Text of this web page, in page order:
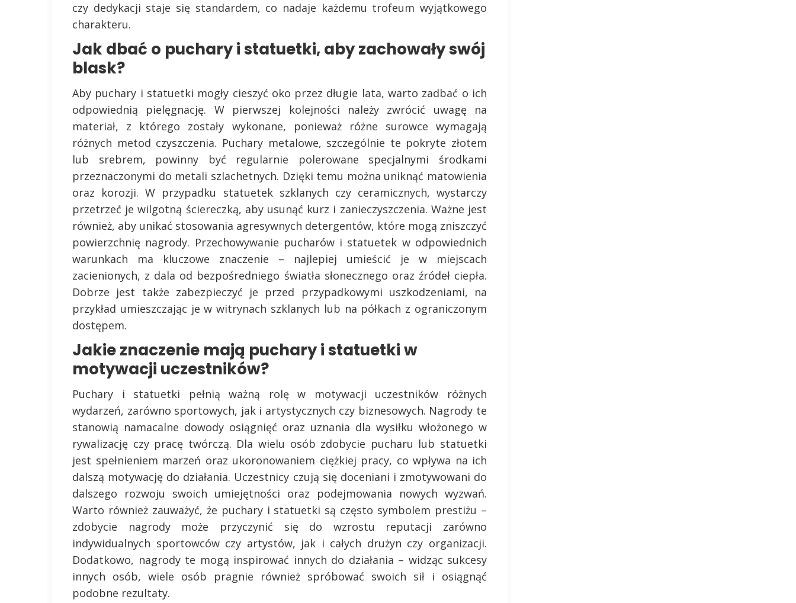
czy dedykacji staje się standardem, co nadaje każdemu trofeum wyjątkowego
charakteru.
Jak dbać o puchary i statuetki, aby zachowały swój
blask?
Aby puchary i statuetki mogły cieszyć oko przez długie lata, warto zadbać o ich
odpowiednią pielęgnację. W pierwszej kolejności należy zwrócić uwagę na
materiał, z którego zostały wykonane, ponieważ różne surowce wymagają
różnych metod czyszczenia. Puchary metalowe, szczególnie te pokryte złotem
lub srebrem, powinny być regularnie polerowane specjalnymi środkami
przeznaczonymi do metali szlachetnych. Dzięki temu można uniknąć matowienia
oraz korozji. W przypadku statuetek szklanych czy ceramicznych, wystarczy
przetrzeć je wilgotną ściereczką, aby usunąć kurz i zanieczyszczenia. Ważne jest
również, aby unikać stosowania agresywnych detergentów, które mogą zniszczyć
powierzchnię nagrody. Przechowywanie pucharów i statuetek w odpowiednich
warunkach ma kluczowe znaczenie – najlepiej umieścić je w miejscach
zacienionych, z dala od bezpośredniego światła słonecznego oraz źródeł ciepła.
Dobrze jest także zabezpieczyć je przed przypadkowymi uszkodzeniami, na
przykład umieszczając je w witrynach szklanych lub na półkach z ograniczonym
dostępem.
Jakie znaczenie mają puchary i statuetki w
motywacji uczestników?
Puchary i statuetki pełnią ważną rolę w motywacji uczestników różnych
wydarzeń, zarówno sportowych, jak i artystycznych czy biznesowych. Nagrody te
stanowią namacalne dowody osiągnięć oraz uznania dla wysiłku włożonego w
rywalizację czy pracę twórczą. Dla wielu osób zdobycie pucharu lub statuetki
jest spełnieniem marzeń oraz ukoronowaniem ciężkiej pracy, co wpływa na ich
dalszą motywację do działania. Uczestnicy czują się doceniani i zmotywowani do
dalszego rozwoju swoich umiejętności oraz podejmowania nowych wyzwań.
Warto również zauważyć, że puchary i statuetki są często symbolem prestiżu –
zdobycie nagrody może przyczynić się do wzrostu reputacji zarówno
indywidualnych sportowców czy artystów, jak i całych drużyn czy organizacji.
Dodatkowo, nagrody te mogą inspirować innych do działania – widząc sukcesy
innych osób, wiele osób pragnie również spróbować swoich sił i osiągnąć
podobne rezultaty.